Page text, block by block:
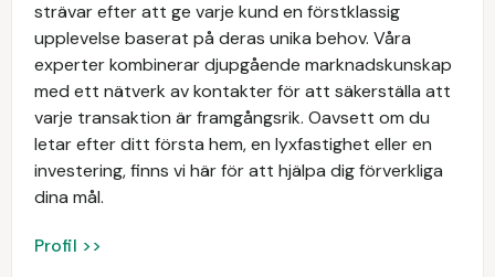
strävar efter att ge varje kund en förstklassig
upplevelse baserat på deras unika behov. Våra
experter kombinerar djupgående marknadskunskap
med ett nätverk av kontakter för att säkerställa att
varje transaktion är framgångsrik. Oavsett om du
letar efter ditt första hem, en lyxfastighet eller en
investering, finns vi här för att hjälpa dig förverkliga
dina mål.
Profil >>